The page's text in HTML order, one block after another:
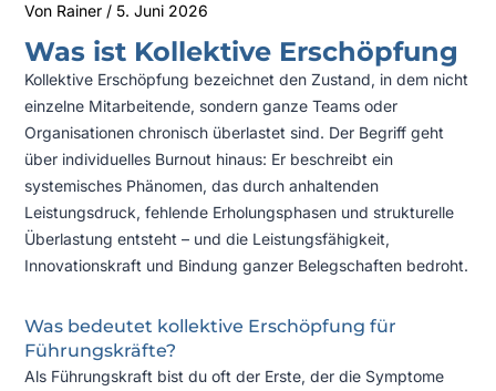
Von Rainer / 5. Juni 2026
Was ist Kollektive Erschöpfung
Kollektive Erschöpfung bezeichnet den Zustand, in dem nicht
einzelne Mitarbeitende, sondern ganze Teams oder
Organisationen chronisch überlastet sind. Der Begriff geht
über individuelles Burnout hinaus: Er beschreibt ein
systemisches Phänomen, das durch anhaltenden
Leistungsdruck, fehlende Erholungsphasen und strukturelle
Überlastung entsteht – und die Leistungsfähigkeit,
Innovationskraft und Bindung ganzer Belegschaften bedroht.
Was bedeutet kollektive Erschöpfung für
Führungskräfte?
Als Führungskraft bist du oft der Erste, der die Symptome